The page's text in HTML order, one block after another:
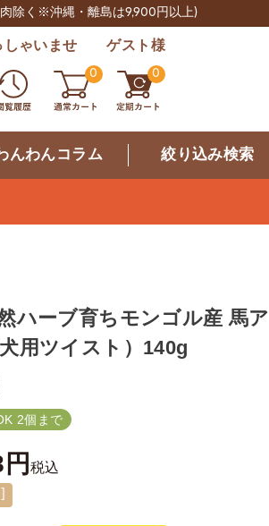
除く※沖縄・離島は9,900円以上)
しゃいませ ゲスト様
0 0
んわんコラム 絞り込み検索
ハーブ育ちモンゴル産 馬ア
用ツイスト）140g
2個まで
税込